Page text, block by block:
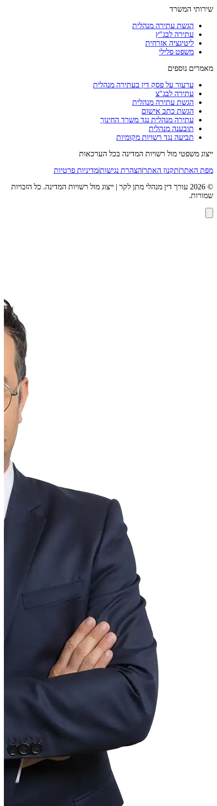
שירותי המשרד
הגשת עתירה מנהלית
עתירה לבג"ץ
ליטיגציה אזרחית
משפט פלילי
מאמרים נוספים
ערעור על פסק דין בעתירה מנהלית
עתירה לבג"צ
הגשת עתירה מנהלית
הגשת כתב אישום
עתירה מנהלית נגד משרד החינוך
תובענה מנהלית
תביעה נגד רשויות מקומיות
ייצוג משפטי מול רשויות המדינה בכל הערכאות
מפת האתר|תקנון האתר|הצהרת נגישות|מדיניות פרטיות
©
2026 עורך דין מנהלי מתן לקר | ייצוג מול רשויות המדינה. כל הזכויות
שמורות.